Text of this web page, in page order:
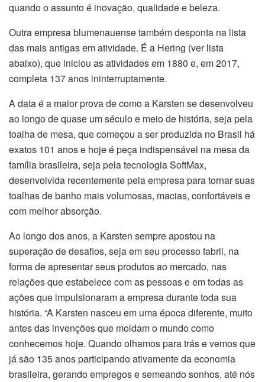
quando o assunto é inovação, qualidade e beleza.
Outra empresa blumenauense também desponta na lista
das mais antigas em atividade. É a Hering (ver lista
abaixo), que iniciou as atividades em 1880 e, em 2017,
completa 137 anos ininterruptamente.
A data é a maior prova de como a Karsten se desenvolveu
ao longo de quase um século e meio de história, seja pela
toalha de mesa, que começou a ser produzida no Brasil há
exatos 101 anos e hoje é peça indispensável na mesa da
família brasileira, seja pela tecnologia SoftMax,
desenvolvida recentemente pela empresa para tornar suas
toalhas de banho mais volumosas, macias, confortáveis e
com melhor absorção.
Ao longo dos anos, a Karsten sempre apostou na
superação de desafios, seja em seu processo fabril, na
forma de apresentar seus produtos ao mercado, nas
relações que estabelece com as pessoas e em todas as
ações que impulsionaram a empresa durante toda sua
história. “A Karsten nasceu em uma época diferente, muito
antes das invenções que moldam o mundo como
conhecemos hoje. Quando olhamos para trás e vemos que
já são 135 anos participando ativamente da economia
brasileira, gerando empregos e semeando sonhos, até nós